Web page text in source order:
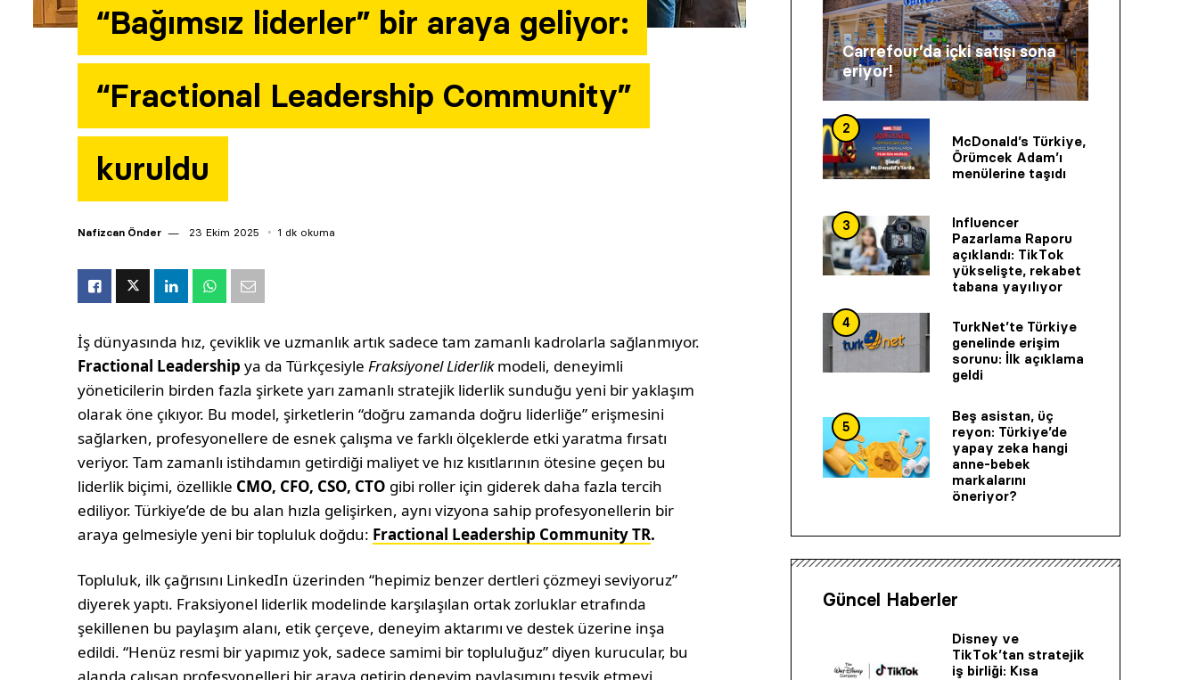
“Bağımsız liderler” bir araya geliyor:
“Fractional Leadership Community”
kuruldu
Nafizcan Önder 23 Ekim 2025 1 dk okuma
İş dünyasında hız, çeviklik ve uzmanlık artık sadece tam zamanlı kadrolarla sağlanmıyor.
Fractional Leadership ya da TürkçesiyleFraksiyonel Liderlikmodeli, deneyimli
yöneticilerin birden fazla şirkete yarı zamanlı stratejik liderlik sunduğu yeni bir yaklaşım
olarak öne çıkıyor. Bu model, şirketlerin “doğru zamanda doğru liderliğe” erişmesini
sağlarken, profesyonellere de esnek çalışma ve farklı ölçeklerde etki yaratma fırsatı
veriyor. Tam zamanlı istihdamın getirdiği maliyet ve hız kısıtlarının ötesine geçen bu
liderlik biçimi, özellikle CMO, CFO, CSO, CTO gibi roller için giderek daha fazla tercih
ediliyor. Türkiye’de de bu alan hızla gelişirken, aynı vizyona sahip profesyonellerin bir
araya gelmesiyle yeni bir topluluk doğdu: Fractional Leadership Community TR.
Topluluk, ilk çağrısını LinkedIn üzerinden “hepimiz benzer dertleri çözmeyi seviyoruz”
diyerek yaptı. Fraksiyonel liderlik modelinde karşılaşılan ortak zorluklar etrafında
şekillenen bu paylaşım alanı, etik çerçeve, deneyim aktarımı ve destek üzerine inşa
edildi. “Henüz resmi bir yapımız yok, sadece samimi bir topluluğuz” diyen kurucular, bu
alanda çalışan profesyonelleri bir araya getirip deneyim paylaşımını teşvik etmeyi
Carrefour’da içki satışı sona
eriyor!
2
McDonald’s Türkiye,
Örümcek Adam’ı
menülerine taşıdı
3
Influencer
Pazarlama Raporu
açıklandı: TikTok
yükselişte, rekabet
tabana yayılıyor
4
TurkNet’te Türkiye
genelinde erişim
sorunu: İlk açıklama
geldi
5
Beş asistan, üç
reyon: Türkiye’de
yapay zeka hangi
anne-bebek
markalarını
öneriyor?
Güncel Haberler
Disney ve
TikTok’tan stratejik
iş birliği: Kısa